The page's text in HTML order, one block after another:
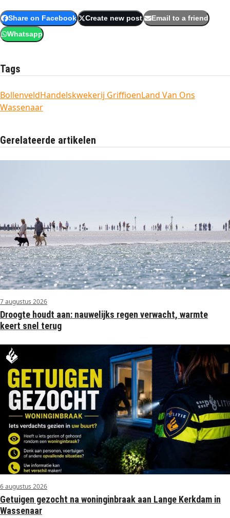
Share on Facebook Create new post Email to a friend
Whatsapp
Tags
BollenveldHandelskwekerij GriffioenLand Van Ons
Wassenaar
Gerelateerde artikelen
7 augustus 2026
Droogte houdt aan: nauwelijks regen verwacht, warmte
keert snel terug
6 augustus 2026
Getuigen gezocht na woninginbraak aan Lange Kerkdam in
Wassenaar